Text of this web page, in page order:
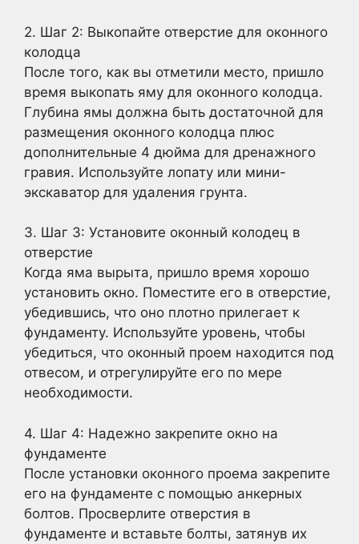
2. Шаг 2: Выкопайте отверстие для оконного
колодца
После того, как вы отметили место, пришло
время выкопать яму для оконного колодца.
Глубина ямы должна быть достаточной для
размещения оконного колодца плюс
дополнительные 4 дюйма для дренажного
гравия. Используйте лопату или мини-
экскаватор для удаления грунта.
3. Шаг 3: Установите оконный колодец в
отверстие
Когда яма вырыта, пришло время хорошо
установить окно. Поместите его в отверстие,
убедившись, что оно плотно прилегает к
фундаменту. Используйте уровень, чтобы
убедиться, что оконный проем находится под
отвесом, и отрегулируйте его по мере
необходимости.
4. Шаг 4: Надежно закрепите окно на
фундаменте
После установки оконного проема закрепите
его на фундаменте с помощью анкерных
болтов. Просверлите отверстия в
фундаменте и вставьте болты, затянув их